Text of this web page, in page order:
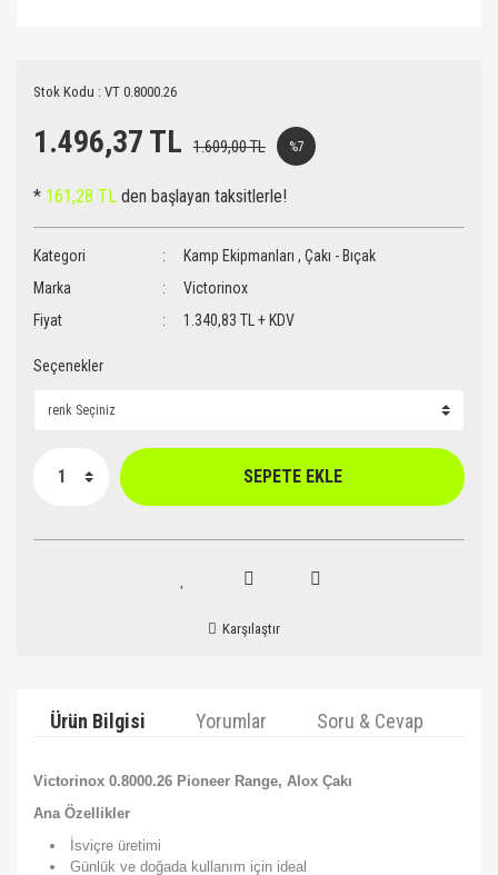
Stok Kodu : VT 0.8000.26
1.496,37 TL 1.609,00 TL %7
* 161,28 TL den başlayan taksitlerle!
Kategori Kamp Ekipmanları ,Çakı - Bıçak
Marka
Victorinox
Fiyat
1.340,83 TL + KDV
Seçenekler
SEPETE EKLE
Karşılaştır
Ürün Bilgisi Yorumlar Soru & Cevap
Victorinox 0.8000.26 Pioneer Range, Alox Çakı
Ana Özellikler
İsviçre üretimi
Günlük ve doğada kullanım için ideal